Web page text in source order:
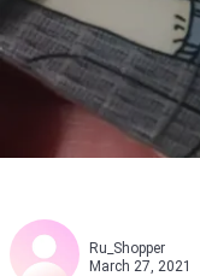
Ru_Shopper
March 27, 2021